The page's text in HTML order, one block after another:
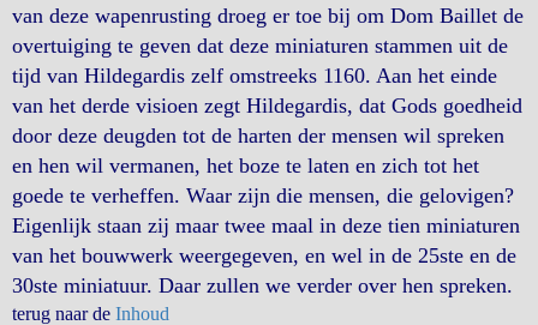
van deze wapenrusting droeg er toe bij om Dom Baillet de
overtuiging te geven dat deze miniaturen stammen uit de
tijd van Hildegardis zelf omstreeks 1160. Aan het einde
van het derde visioen zegt Hildegardis, dat Gods goedheid
door deze deugden tot de harten der mensen wil spreken
en hen wil vermanen, het boze te laten en zich tot het
goede te verheffen. Waar zijn die mensen, die gelovigen?
Eigenlijk staan zij maar twee maal in deze tien miniaturen
van het bouwwerk weergegeven, en wel in de 25ste en de
30ste miniatuur. Daar zullen we verder over hen spreken.
terug naar de Inhoud